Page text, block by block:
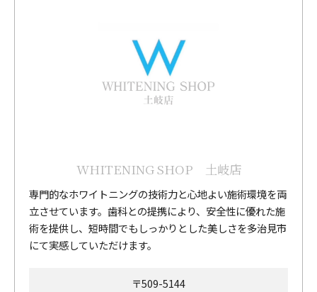
WHITENING SHOP 土岐店
専門的なホワイトニングの技術力と心地よい施術環境を両
立させています。歯科との提携により、安全性に優れた施
術を提供し、短時間でもしっかりとした美しさを多治見市
にて実感していただけます。
〒509-5144